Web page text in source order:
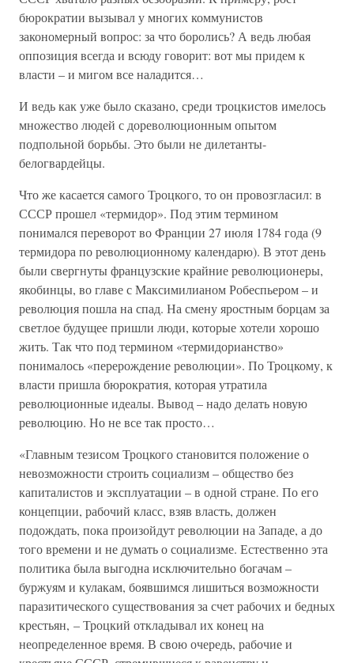
бюрократии вызывал у многих коммунистов
закономерный вопрос: за что боролись? А ведь любая
оппозиция всегда и всюду говорит: вот мы придем к
власти – и мигом все наладится…
И ведь как уже было сказано, среди троцкистов имелось
множество людей с дореволюционным опытом
подпольной борьбы. Это были не дилетанты-
белогвардейцы.
Что же касается самого Троцкого, то он провозгласил: в
СССР прошел «термидор». Под этим термином
понимался переворот во Франции 27 июля 1784 года (9
термидора по революционному календарю). В этот день
были свергнуты французские крайние революционеры,
якобинцы, во главе с Максимилианом Робеспьером – и
революция пошла на спад. На смену яростным борцам за
светлое будущее пришли люди, которые хотели хорошо
жить. Так что под термином «термидорианство»
понималось «перерождение революции». По Троцкому, к
власти пришла бюрократия, которая утратила
революционные идеалы. Вывод – надо делать новую
революцию. Но не все так просто…
«Главным тезисом Троцкого становится положение о
невозможности строить социализм – общество без
капиталистов и эксплуатации – в одной стране. По его
концепции, рабочий класс, взяв власть, должен
подождать, пока произойдут революции на Западе, а до
того времени и не думать о социализме. Естественно эта
политика была выгодна исключительно богачам –
буржуям и кулакам, боявшимся лишиться возможности
паразитического существования за счет рабочих и бедных
крестьян, – Троцкий откладывал их конец на
неопределенное время. В свою очередь, рабочие и